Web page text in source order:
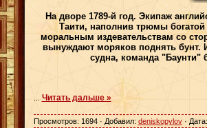
На дворе 1789-й год. Экипаж
Таити, наполнив трюмы
моральным издевательствам со
вынуждают моряков поднять бунт.
судна, команда "Баунти"
Читать дальше »
Просмотров: 1694 · Добавил: deniskopylov· Дата: